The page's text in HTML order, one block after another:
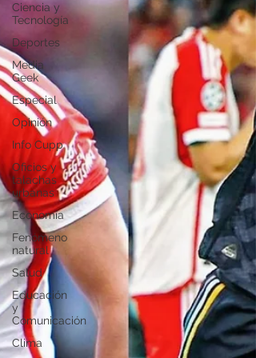
Ciencia y
Tecnología
Deportes
Media
Geek
Especial
Opinión
Info Cupp
Oficios y
talachas
urbanas
Economía
Fenómeno
natural
Salud
Educación
y
Comunicación
Clima